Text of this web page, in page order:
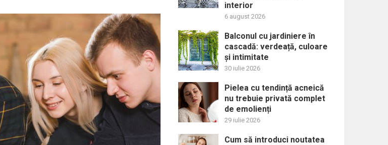
interior
6 august 2026
Balconul cu jardiniere în
cascadă: verdeață, culoare
și intimitate
30 iulie 2026
Pielea cu tendință acneică
nu trebuie privată complet
de emolienți
29 iulie 2026
Cum să introduci noutatea